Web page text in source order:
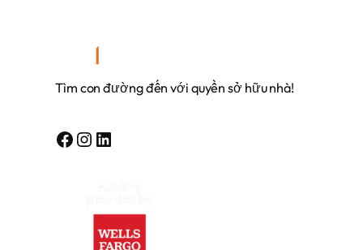
Tìm con đường đến với quyền sở hữu nhà!
Facebook Instagram Linkedin